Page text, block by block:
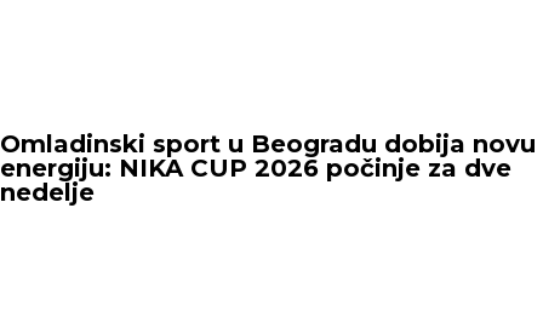
Omladinski sport u Beogradu dobija novu
energiju: NIKA CUP 2026 počinje za dve
nedelje